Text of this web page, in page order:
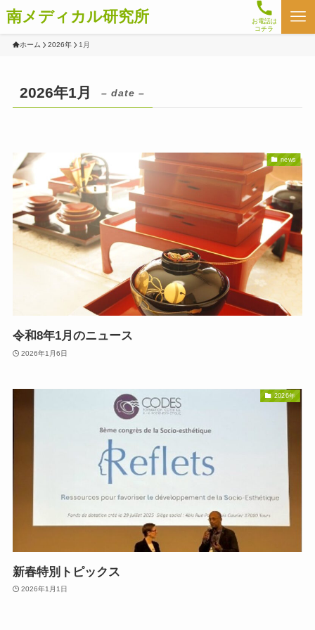
南メディカル研究所 お電話は
コチラ
ホーム 2026年 1月
2026年1月 – date –
news
令和8年1月のニュース
2026年1月6日
2026年
新春特別トピックス
2026年1月1日